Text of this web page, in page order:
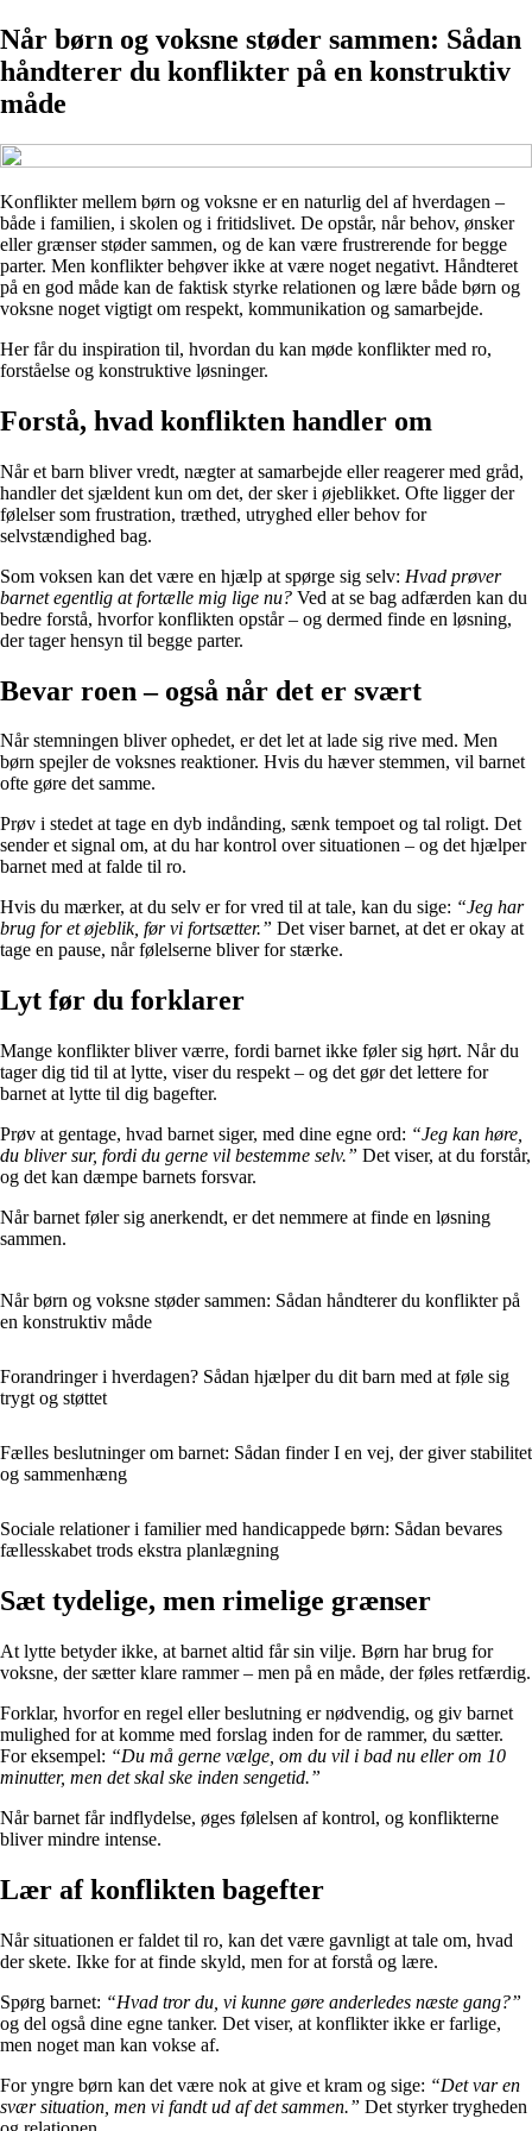
Når børn og voksne støder sammen: Sådan
håndterer du konflikter på en konstruktiv
måde
Konflikter mellem børn og voksne er en naturlig del af hverdagen –
både i familien, i skolen og i fritidslivet. De opstår, når behov, ønsker
eller grænser støder sammen, og de kan være frustrerende for begge
parter. Men konflikter behøver ikke at være noget negativt. Håndteret
på en god måde kan de faktisk styrke relationen og lære både børn og
voksne noget vigtigt om respekt, kommunikation og samarbejde.
Her får du inspiration til, hvordan du kan møde konflikter med ro,
forståelse og konstruktive løsninger.
Forstå, hvad konflikten handler om
Når et barn bliver vredt, nægter at samarbejde eller reagerer med gråd,
handler det sjældent kun om det, der sker i øjeblikket. Ofte ligger der
følelser som frustration, træthed, utryghed eller behov for
selvstændighed bag.
Som voksen kan det være en hjælp at spørge sig selv: Hvad prøver
barnet egentlig at fortælle mig lige nu? Ved at se bag adfærden kan du
bedre forstå, hvorfor konflikten opstår – og dermed finde en løsning,
der tager hensyn til begge parter.
Bevar roen – også når det er svært
Når stemningen bliver ophedet, er det let at lade sig rive med. Men
børn spejler de voksnes reaktioner. Hvis du hæver stemmen, vil barnet
ofte gøre det samme.
Prøv i stedet at tage en dyb indånding, sænk tempoet og tal roligt. Det
sender et signal om, at du har kontrol over situationen – og det hjælper
barnet med at falde til ro.
Hvis du mærker, at du selv er for vred til at tale, kan du sige: “Jeg har
brug for et øjeblik, før vi fortsætter.” Det viser barnet, at det er okay at
tage en pause, når følelserne bliver for stærke.
Lyt før du forklarer
Mange konflikter bliver værre, fordi barnet ikke føler sig hørt. Når du
tager dig tid til at lytte, viser du respekt – og det gør det lettere for
barnet at lytte til dig bagefter.
Prøv at gentage, hvad barnet siger, med dine egne ord: “Jeg kan høre,
du bliver sur, fordi du gerne vil bestemme selv.” Det viser, at du forstår,
og det kan dæmpe barnets forsvar.
Når barnet føler sig anerkendt, er det nemmere at finde en løsning
sammen.
Når børn og voksne støder sammen: Sådan håndterer du konflikter på
en konstruktiv måde
Forandringer i hverdagen? Sådan hjælper du dit barn med at føle sig
trygt og støttet
Fælles beslutninger om barnet: Sådan finder I en vej, der giver stabilitet
og sammenhæng
Sociale relationer i familier med handicappede børn: Sådan bevares
fællesskabet trods ekstra planlægning
Sæt tydelige, men rimelige grænser
At lytte betyder ikke, at barnet altid får sin vilje. Børn har brug for
voksne, der sætter klare rammer – men på en måde, der føles retfærdig.
Forklar, hvorfor en regel eller beslutning er nødvendig, og giv barnet
mulighed for at komme med forslag inden for de rammer, du sætter.
For eksempel: “Du må gerne vælge, om du vil i bad nu eller om 10
minutter, men det skal ske inden sengetid.”
Når barnet får indflydelse, øges følelsen af kontrol, og konflikterne
bliver mindre intense.
Lær af konflikten bagefter
Når situationen er faldet til ro, kan det være gavnligt at tale om, hvad
der skete. Ikke for at finde skyld, men for at forstå og lære.
Spørg barnet: “Hvad tror du, vi kunne gøre anderledes næste gang?”
og del også dine egne tanker. Det viser, at konflikter ikke er farlige,
men noget man kan vokse af.
For yngre børn kan det være nok at give et kram og sige: “Det var en
svær situation, men vi fandt ud af det sammen.” Det styrker trygheden